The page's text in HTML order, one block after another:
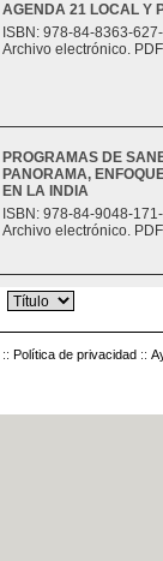
AGENDA 21 LOCAL Y
ISBN: 978-84-8363-
Archivo electrónico.
PROGRAMAS DE
PANORAMA,
EN LA INDIA
ISBN: 978-84-9048-
Archivo electrónico.
:: Política de privacidad ::